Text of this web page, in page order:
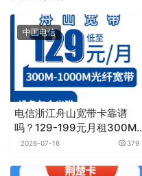
中国电信
电信浙江舟山宽带卡靠谱
吗？129-199元月租300M-
1000M30-100G+500-
分享
2026-07-16 379